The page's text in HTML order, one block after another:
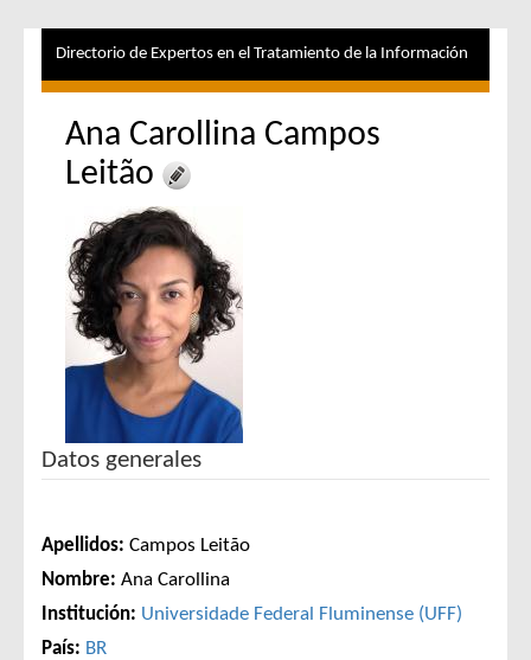
Directorio de Expertos en el Tratamiento de la Información
Ana Carollina Campos
Leitão
Datos generales
Apellidos: Campos Leitão
Nombre: Ana Carollina
Institución: Universidade Federal Fluminense (UFF)
País: BR